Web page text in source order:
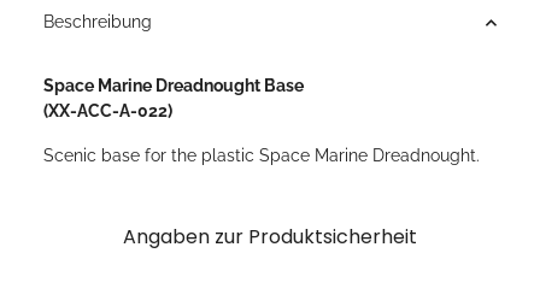
Beschreibung
Space Marine Dreadnought Base
(XX-ACC-A-022)
Scenic base for the plastic Space Marine Dreadnought.
Angaben zur Produktsicherheit